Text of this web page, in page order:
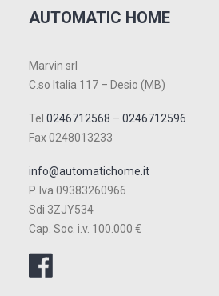
AUTOMATIC HOME
Marvin srl
C.so Italia 117 – Desio (MB)
Tel 0246712568 – 0246712596
Fax 0248013233
info@automatichome.it
P. Iva 09383260966
Sdi 3ZJY534
Cap. Soc. i.v. 100.000 €